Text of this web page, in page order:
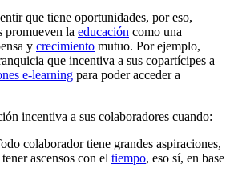
que tiene oportunidades, por eso,
promueven la educación como una
y crecimiento mutuo. Por ejemplo,
que incentiva a sus copartícipes a
e-learning para poder acceder a
incentiva a sus colaboradores cuando:
colaborador tiene grandes aspiraciones,
ascensos con el tiempo, eso sí, en base